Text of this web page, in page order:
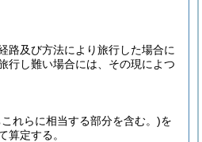
路及び方法により旅行した場合に
行し難い場合には、その現によつ
れらに相当する部分を含む。)を
定する。